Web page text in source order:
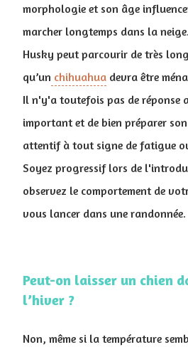
morphologie et son âge
marcher longtemps dans la
Husky peut parcourir de très
qu’un chihuahua devra être
Il n'y'a toutefois pas de réponse
important et de bien préparer
attentif à tout signe de fatigue
Soyez progressif lors de
observez le comportement de
vous lancer dans une randonnée.
Peut-on laisser un chien
l’hiver ?
Non, même si la température